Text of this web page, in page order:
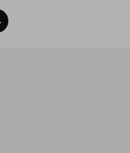
Back To Top